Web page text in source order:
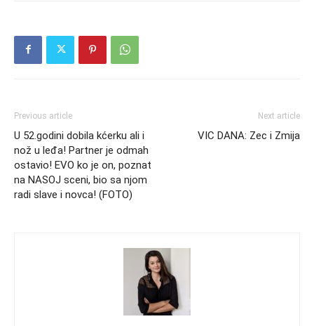
Previous article
U 52.godini dobila kćerku ali i
nož u leđa! Partner je odmah
ostavio! EVO ko je on, poznat
na NASOJ sceni, bio sa njom
radi slave i novca! (FOTO)
Next article
VIC DANA: Zec i Zmija